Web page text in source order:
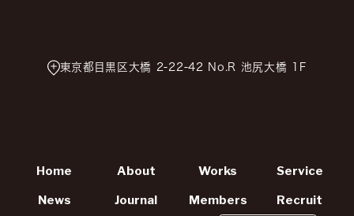
東京都目黒区大橋 2-22-42 No.R 池尻大橋 1F
Home About Works Service
News Journal Members Recruit